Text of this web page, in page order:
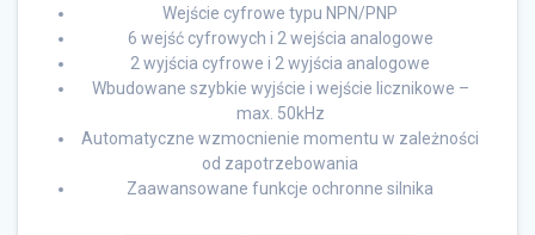
Wejście cyfrowe typu NPN/PNP
6 wejść cyfrowych i 2 wejścia analogowe
2 wyjścia cyfrowe i 2 wyjścia analogowe
Wbudowane szybkie wyjście i wejście licznikowe –
max. 50kHz
Automatyczne wzmocnienie momentu w zależności
od zapotrzebowania
Zaawansowane funkcje ochronne silnika